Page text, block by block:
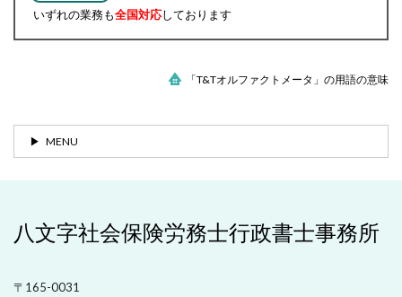
いずれの業務も全国対応しております
「T&Tオルファクトメータ」の用語の意味
MENU
八文字社会保険労務士行政書士事務所
〒165-0031